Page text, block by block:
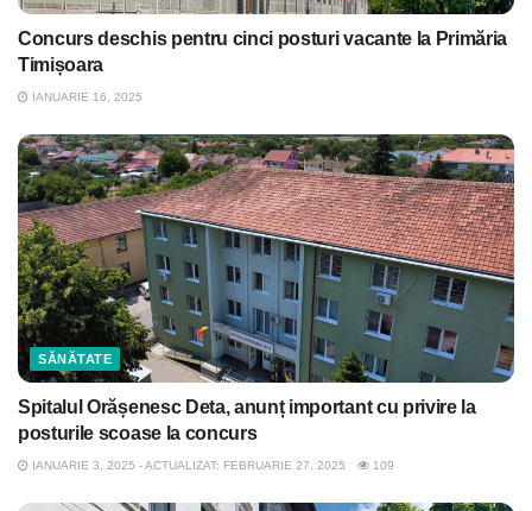
Concurs deschis pentru cinci posturi vacante la Primăria
Timișoara
IANUARIE 16, 2025
SĂNĂTATE
Spitalul Orășenesc Deta, anunț important cu privire la
posturile scoase la concurs
IANUARIE 3, 2025 - ACTUALIZAT: FEBRUARIE 27, 2025 109